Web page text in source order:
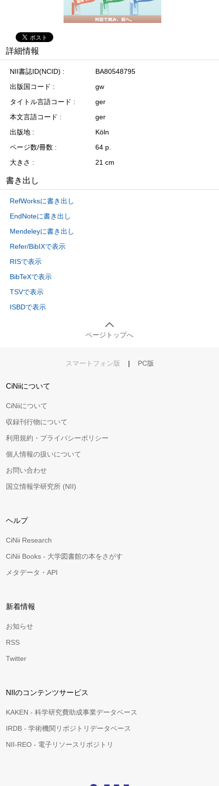
詳細情報
NII書誌ID(NCID)
BA80548795
出版国コード
gw
タイトル言語コード
ger
本文言語コード
ger
出版地
Köln
ページ数/冊数
64 p.
大きさ
21 cm
書き出し
RefWorksに書き出し
EndNoteに書き出し
Mendeleyに書き出し
Refer/BibIXで表示
RISで表示
BibTeXで表示
TSVで表示
ISBDで表示
ページトップへ
スマートフォン版 | PC版
CiNiiについて
CiNiiについて
収録刊行物について
利用規約・プライバシーポリシー
個人情報の扱いについて
お問い合わせ
国立情報学研究所 (NII)
ヘルプ
CiNii Research
CiNii Books - 大学図書館の本をさがす
メタデータ・API
新着情報
お知らせ
RSS
Twitter
NIIのコンテンツサービス
KAKEN - 科学研究費助成事業データベース
IRDB - 学術機関リポジトリデータベース
NII-REO - 電子リソースリポジトリ